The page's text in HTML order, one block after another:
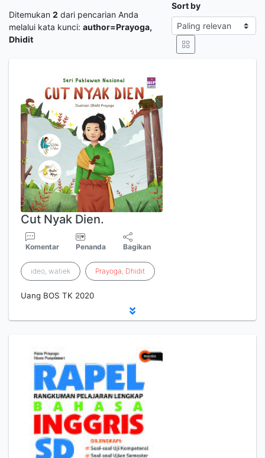
Ditemukan 2 dari pencarian Anda
melalui kata kunci: author=Prayoga,
Dhidit
Sort by
Cut Nyak Dien.
Komentar Penanda Bagikan
ideo, watiek Prayoga, Dhidit
Uang BOS TK 2020